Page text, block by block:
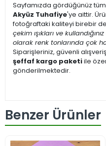
Sayfamızda gördüğünüz
Akyüz Tuhafiye'ye aittir.
fotoğraftaki kaliteyi birebir
çekim ışıkları ve
olarak renk tonlarında çok
Siparişleriniz, güvenli
şeffaf kargo paketiile
gönderilmektedir.
Benzer Ürünler